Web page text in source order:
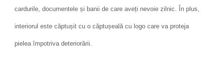
cardurile, documentele și banii de care aveți nevoie zilnic. În plus,
interiorul este căptușit cu o căptușeală cu logo care va proteja
pielea împotriva deteriorării.